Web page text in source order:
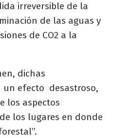
irreversible de la
de las aguas y
de CO2 a la
dichas
un efecto desastroso,
los aspectos
los lugares en donde